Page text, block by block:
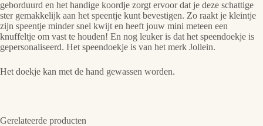
geborduurd en het handige koordje zorgt ervoor dat je deze schattige
ster gemakkelijk aan het speentje kunt bevestigen. Zo raakt je kleintje
zijn speentje minder snel kwijt en heeft jouw mini meteen een
knuffeltje om vast te houden! En nog leuker is dat het speendoekje is
gepersonaliseerd. Het speendoekje is van het merk Jollein.
Het doekje kan met de hand gewassen worden.
Gerelateerde producten